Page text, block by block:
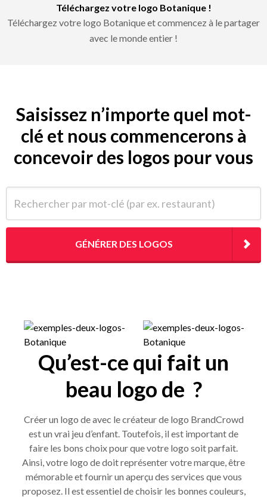
Téléchargez votre logo Botanique !
Téléchargez votre logo Botanique et commencez à le partager
avec le monde entier !
Saisissez n’importe quel mot-
clé et nous commencerons à
concevoir des logos pour vous
GÉNÉRER DES LOGOS
Qu’est-ce qui fait un
beau logo de ?
Créer un logo de avec le créateur de logo BrandCrowd
est un vrai jeu d’enfant. Toutefois, il est important de
faire les bons choix pour que votre logo soit parfait.
Ainsi, votre logo de doit représenter votre marque, être
mémorable et fournir un aperçu des services que vous
proposez. Il est essentiel de choisir les bonnes couleurs,